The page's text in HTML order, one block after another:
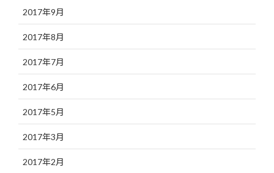
2017年9月
2017年8月
2017年7月
2017年6月
2017年5月
2017年3月
2017年2月